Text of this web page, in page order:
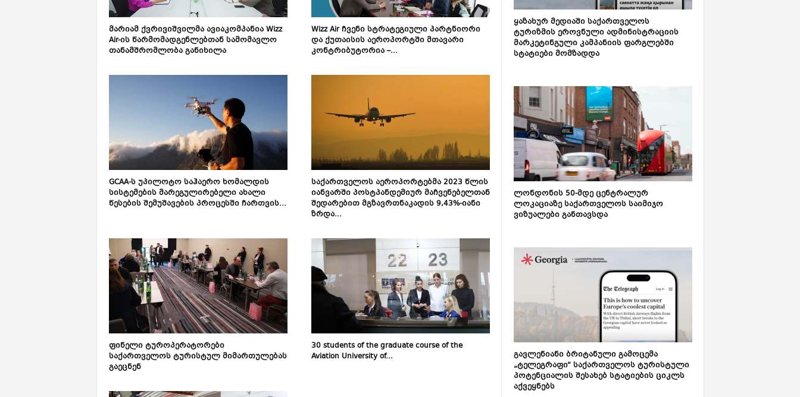
მარიამ ქვრივიშვილმა ავიაკომპანია Wizz
Air-ის წარმომადგენლებთან სამომავლო
თანამშრომლობა განიხილა
Wizz Air ჩვენი სტრატეგიული პარტნიორი
და ქუთაისის აეროპორტში მთავარი
კონტრიბუტორია –...
GCAA-ს უპილოტო საჰაერო ხომალდის
სისტემების მარეგულირებელი ახალი
წესების შემუშავების პროცესში ჩართვის...
საქართველოს აეროპორტებმა 2023 წლის
იანვარში პოსტპანდემიურ მაჩვენებელთან
შედარებით მგზავრთნაკადის 9,43%-იანი
ზრდა...
ფინელი ტუროპერატორები
საქართველოს ტურისტულ მიმართულებას
გაეცნენ
30 students of the graduate course of the
Aviation University of...
ყაზახურ მედიაში საქართველოს
ტურიზმის ეროვნული ადმინისტრაციის
მარკეტინგული კამპანიის ფარგლებში
სტატიები მომზადდა
ლონდონის 50-მდე ცენტრალურ
ლოკაციაზე საქართველოს საიმიჯო
ვიზუალები განთავსდა
გავლენიანი ბრიტანული გამოცემა
„ტელეგრაფი“ საქართველოს ტურისტული
პოტენციალის შესახებ სტატიების ციკლს
აქვეყნებს